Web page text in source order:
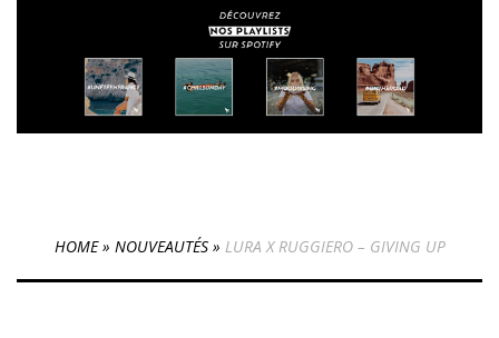
HOME» NOUVEAUTÉS» LURA X RUGGIERO – GIVING UP